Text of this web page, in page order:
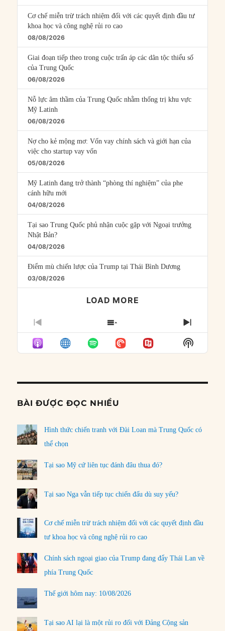
Cơ chế miễn trừ trách nhiệm đối với các quyết định đầu tư
khoa học và công nghệ rủi ro cao
08/08/2026
Giai đoạn tiếp theo trong cuộc trấn áp các dân tộc thiểu số
của Trung Quốc
06/08/2026
Nỗ lực âm thầm của Trung Quốc nhằm thống trị khu vực
Mỹ Latinh
06/08/2026
Nợ cho kẻ mộng mơ: Vốn vay chính sách và giới hạn của
việc cho startup vay vốn
05/08/2026
Mỹ Latinh đang trở thành “phòng thí nghiệm” của phe
cánh hữu mới
04/08/2026
Tại sao Trung Quốc phủ nhận cuộc gặp với Ngoại trưởng
Nhật Bản?
04/08/2026
Điểm mù chiến lược của Trump tại Thái Bình Dương
03/08/2026
LOAD MORE
PREVIOUS
EPISODE
SHOW
EPISODES
LIST
NEXT
Show
Podcast
BÀI ĐƯỢC ĐỌC NHIỀU
Hình thức chiến tranh với Đài Loan mà Trung Quốc có
thể chọn
Tại sao Mỹ cứ liên tục đánh đâu thua đó?
Tại sao Nga vẫn tiếp tục chiến đấu dù suy yếu?
Cơ chế miễn trừ trách nhiệm đối với các quyết định đầu
tư khoa học và công nghệ rủi ro cao
Chính sách ngoại giao của Trump đang đẩy Thái Lan về
phía Trung Quốc
Thế giới hôm nay: 10/08/2026
Tại sao AI lại là một rủi ro đối với Đảng Cộng sản